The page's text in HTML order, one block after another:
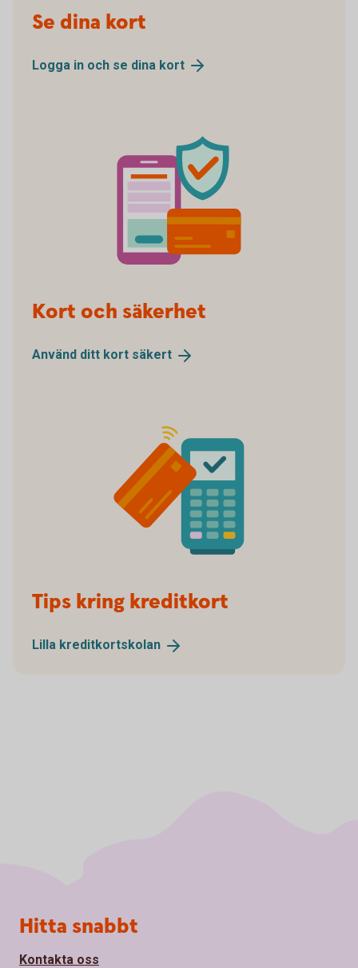
Se dina kort
Logga in och se dina kort
Kort och säkerhet
Använd ditt kort säkert
Tips kring kreditkort
Lilla kreditkortskolan
Sidfot
Hitta snabbt
Kontakta oss